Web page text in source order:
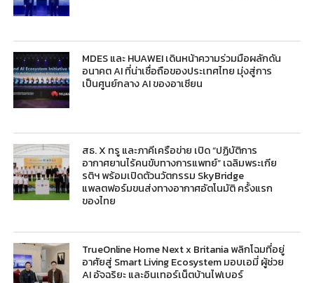
MDES และ HUAWEI เดินหน้าความร่วมมือผลักดัน
อนาคต AI ที่น่าเชื่อถือของประเทศไทย มุ่งสู่การ
เป็นศูนย์กลาง AI ของอาเซียน
สธ. X ทรู และภาคีเครือข่าย เปิด “ปฏิบัติการ
อากาศยานไร้คนขับทางการแพทย์” เฉลิมพระเกีย
รติฯ พร้อมเปิดตัวนวัตกรรม SkyBridge
แพลตฟอร์มขนส่งทางอากาศอัตโนมัติ ครั้งแรก
ของไทย
TrueOnline Home Next x Britania พลิกโฉมที่อยู่
อาศัยสู่ Smart Living Ecosystem มอบเอมี่ ผู้ช่วย
AI อัจฉริยะ และอินเทอร์เน็ตบ้านไฟเบอร์